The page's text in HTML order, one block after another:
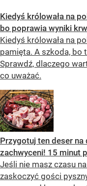
Kiedyś królowała na
bo poprawia wyniki
Kiedyś królowała na
pamięta. A szkoda, bo
Sprawdź, dlaczego
co uważać.
Przygotuj ten deser na
zachwyceni! 15 minut
Jeśli nie masz czasu
zaskoczyć gości